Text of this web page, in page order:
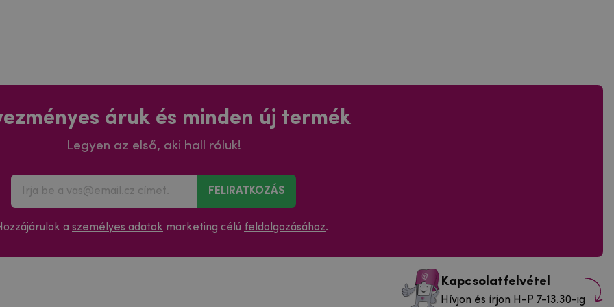
áruk és minden új termék
Legyen az első, aki hall róluk!
FELIRATKOZÁS
a személyes adatok marketing célú feldolgozásához.
Kapcsolatfelvétel
Hívjon és írjon H-P 7-13.30-ig